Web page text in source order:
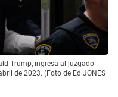
Trump, ingresa al juzgado
de 2023. (Foto de Ed JONES